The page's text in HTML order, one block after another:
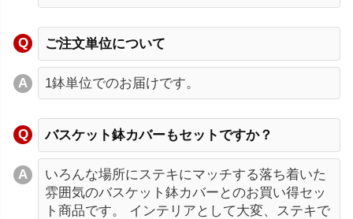
ご注文単位について
1鉢単位でのお届けです。
バスケット鉢カバーもセットですか？
いろんな場所にステキにマッチする落ち着いた
雰囲気のバスケット鉢カバーとのお買い得セッ
ト商品です。 インテリアとして大変、ステキで